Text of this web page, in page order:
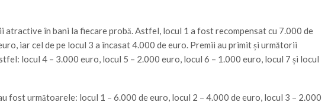
în bani la fiecare probă. Astfel, locul 1 a fost recompensat cu 7.000 de
iar cel de pe locul 3 a încasat 4.000 de euro. Premii au primit și următorii
locul 4 – 3.000 euro, locul 5 – 2.000 euro, locul 6 – 1.000 euro, locul 7 și locul
fost următoarele: locul 1 – 6.000 de euro, locul 2 – 4.000 de euro, locul 3 – 2.000